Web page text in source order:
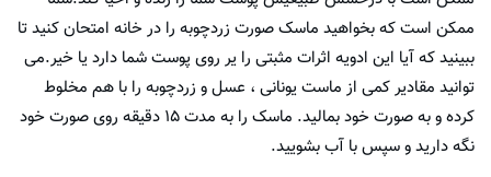
ممکن است که بخواهید ماسک صورت زردچوبه را در خانه امتحان کنید تا
ببینید که آیا این ادویه اثرات مثبتی را یر روی پوست شما دارد یا خیر.می
توانید مقادیر کمی از ماست یونانی ، عسل و زردچوبه را با هم مخلوط
کرده و به صورت خود بمالید. ماسک را به مدت ۱۵ دقیقه روی صورت خود
نگه دارید و سپس با آب بشویید.